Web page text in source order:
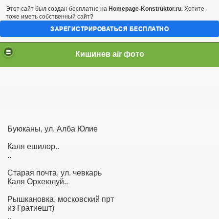
Кишинев air фото
Буюканы, ул. Алба Юлие
Каля ешилор..
..
Старая почта, ул. чевкарь
Каля Орхеюлуй..
Рышкановка, московский прт
из Гратиешт)
..
Этот сайт был создан бесплатно на Homepage-Konstruktor.ru. Хотите
тоже иметь собственный сайт?
ЗАРЕГИСТРИРОВАТЬСЯ БЕСПЛАТНО